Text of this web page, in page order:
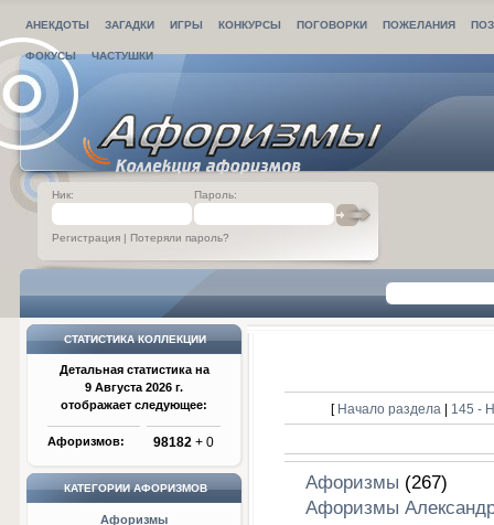
АНЕКДОТЫ ЗАГАДКИ ИГРЫ КОНКУРСЫ ПОГОВОРКИ ПОЖЕЛАНИЯ
ФОКУСЫ ЧАСТУШКИ
Ник: Пароль:
Регистрация | Потеряли пароль?
СТАТИСТИКА КОЛЛЕКЦИИ
Детальная статистика на
9 Августа 2026 г.
отображает следующее:
Афоризмов: 98182 + 0
КАТЕГОРИИ АФОРИЗМОВ
Афоризмы
[ Начало раздела | 145 -
Афоризмы (267)
Афоризмы